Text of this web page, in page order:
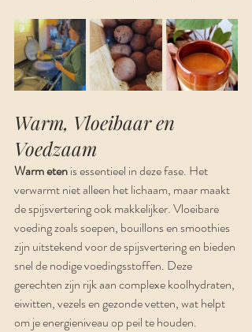
Warm, Vloeibaar en
Voedzaam
Warm eten is essentieel in deze fase. Het
verwarmt niet alleen het lichaam, maar maakt
de spijsvertering ook makkelijker. Vloeibare
voeding zoals soepen, bouillons en smoothies
zijn uitstekend voor de spijsvertering en bieden
snel de nodige voedingsstoffen. Deze
gerechten zijn rijk aan complexe koolhydraten,
eiwitten, vezels en gezonde vetten, wat helpt
om je energieniveau op peil te houden.